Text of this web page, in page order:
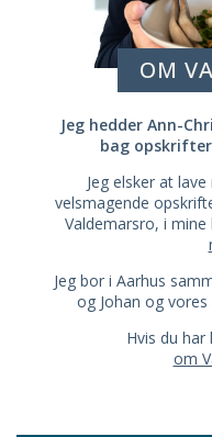
OM
Jeg hedder Ann-
bag
Jeg elsker at
velsmagende
Valdemarsro, i
Jeg bor i Aarhus
og Johan og
Hvis du
om